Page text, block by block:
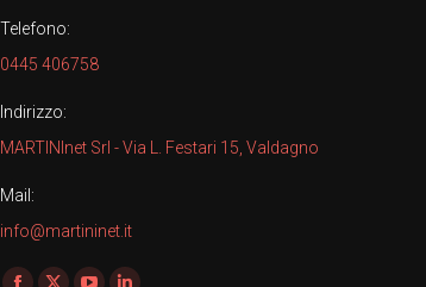
Telefono:
0445 406758
Indirizzo:
MARTINInet Srl - Via L. Festari 15, Valdagno
Mail:
info@martininet.it
Find us on: